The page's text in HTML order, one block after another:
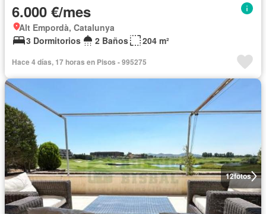
6.000 €/mes
Alt Empordà, Catalunya
3 Dormitorios
2 Baños 204 m²
Hace 4 días, 17 horas en Pisos - 995275
12fotos